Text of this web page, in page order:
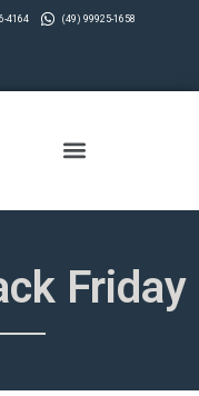
4164 (49) 99925-1658
Friday